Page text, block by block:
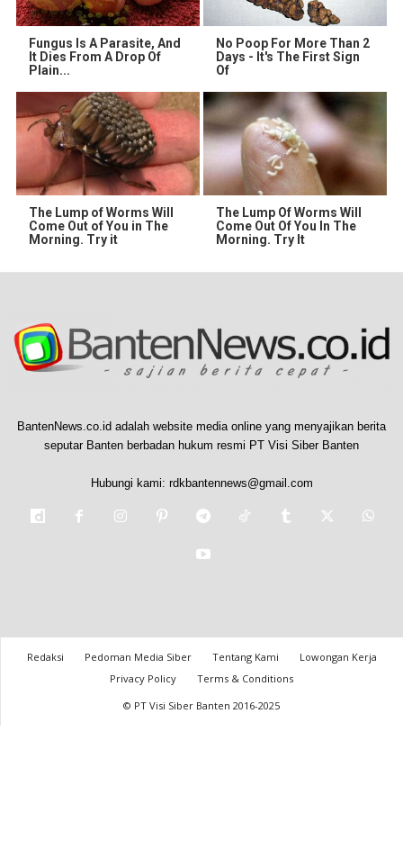
Fungus Is A Parasite, And
It Dies From A Drop Of
Plain...
No Poop For More Than 2
Days - It's The First Sign
Of
The Lump of Worms Will
Come Out of You in The
Morning. Try it
The Lump Of Worms Will
Come Out Of You In The
Morning. Try It
BantenNews.co.id adalah website media online yang menyajikan berita
seputar Banten berbadan hukum resmi PT Visi Siber Banten
Hubungi kami: rdkbantennews@gmail.com
Redaksi Pedoman Media Siber Tentang Kami
Lowongan Kerja
Privacy Policy
Terms & Conditions
© PT Visi Siber Banten 2016-2025